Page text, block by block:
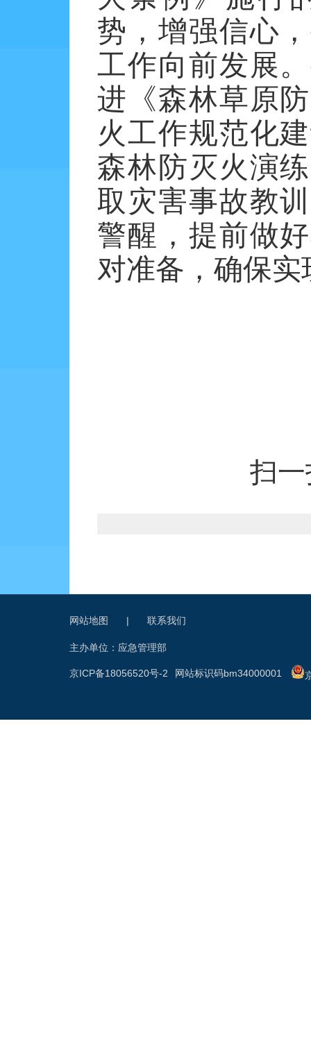
势，增强信心
工作向前发展
进《森林草原
火工作规范化
森林防灭火演
取灾害事故教
警醒，提前做
对准备，确保实
扫
网站地图 | 联系我们
主办单位：应急管理部
网站标识码bm34000001
京ICP备18056520号-2